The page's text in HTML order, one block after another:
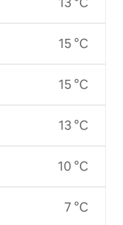
15 °C
15 °C
13 °C
10 °C
7 °C